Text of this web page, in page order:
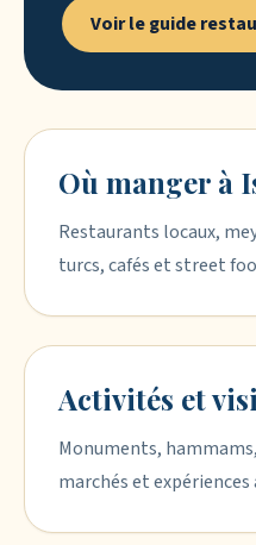
Voir le guide
Où manger à
Restaurants locaux,
turcs, cafés et street
Activités et
Monuments,
marchés et